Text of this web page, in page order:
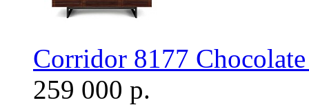
Corridor 8177
259 000 р.